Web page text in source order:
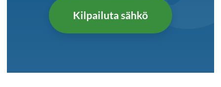
Kilpailuta sähkö